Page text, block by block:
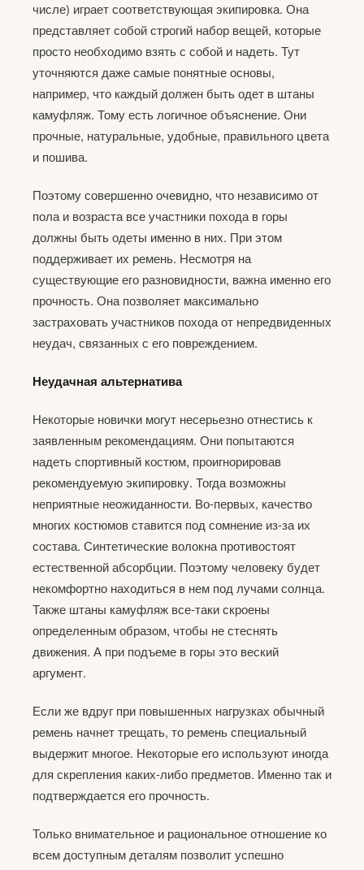
числе) играет соответствующая экипировка. Она
представляет собой строгий набор вещей, которые
просто необходимо взять с собой и надеть. Тут
уточняются даже самые понятные основы,
например, что каждый должен быть одет в штаны
камуфляж. Тому есть логичное объяснение. Они
прочные, натуральные, удобные, правильного цвета
и пошива.
Поэтому совершенно очевидно, что независимо от
пола и возраста все участники похода в горы
должны быть одеты именно в них. При этом
поддерживает их ремень. Несмотря на
существующие его разновидности, важна именно его
прочность. Она позволяет максимально
застраховать участников похода от непредвиденных
неудач, связанных с его повреждением.
Неудачная альтернатива
Некоторые новички могут несерьезно отнестись к
заявленным рекомендациям. Они попытаются
надеть спортивный костюм, проигнорировав
рекомендуемую экипировку. Тогда возможны
неприятные неожиданности. Во-первых, качество
многих костюмов ставится под сомнение из-за их
состава. Синтетические волокна противостоят
естественной абсорбции. Поэтому человеку будет
некомфортно находиться в нем под лучами солнца.
Также штаны камуфляж все-таки скроены
определенным образом, чтобы не стеснять
движения. А при подъеме в горы это веский
аргумент.
Если же вдруг при повышенных нагрузках обычный
ремень начнет трещать, то ремень специальный
выдержит многое. Некоторые его используют иногда
для скрепления каких-либо предметов. Именно так и
подтверждается его прочность.
Только внимательное и рациональное отношение ко
всем доступным деталям позволит успешно